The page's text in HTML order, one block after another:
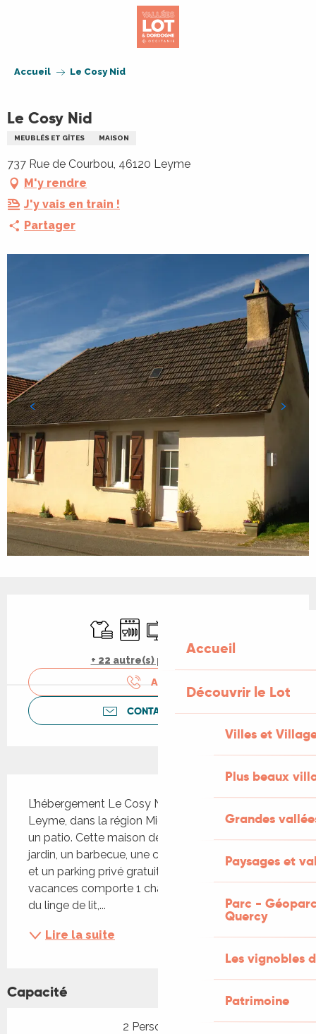
Accueil
Découvrir le Lot
Villes et
Plus beaux
Grandes
Paysages et
Parc -
Quercy
Les vignobles
Patrimoine
Accueil Le Cosy Nid
Le Cosy Nid
MEUBLÉS ET GÎTES MAISON
737 Rue de Courbou, 46120 Leyme
M'y rendre
J'y vais en train !
Partager
Draps et linge
Lave vaisselle
Télévision
+ 22 autre(s) prestation(s)
APPELER
CONTACTEZ-NOUS
L’hébergement Le Cosy Nid vous accueille à
Leyme, dans la région Midi-Pyrénées. Il comprend
un patio. Cette maison de vacances possède un
jardin, un barbecue, une connexion Wi-Fi gratuite
et un parking privé gratuit. Cette maison de
vacances comporte 1 chambre, 1 salle de bains,
du linge de lit,...
Lire la suite
Capacité
2 Personne(s)